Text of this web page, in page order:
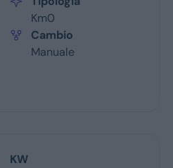
Vedi tutti i marchi
Km0
Cambio
Manuale
KW